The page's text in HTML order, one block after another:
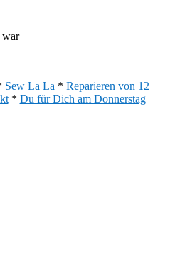
war
Sew La La * Reparieren von 12
* Du für Dich am Donnerstag